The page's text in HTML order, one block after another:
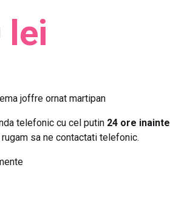
lei
joffre ornat martipan
telefonic cu cel putin 24 ore inainte
rugam sa ne contactati telefonic.